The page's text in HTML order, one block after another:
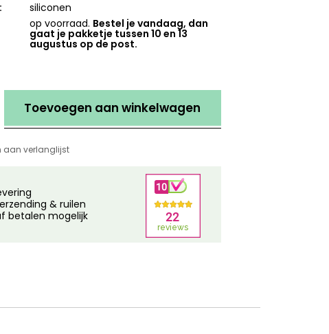
siliconen
op voorraad. Bestel je vandaag, dan
gaat je pakketje tussen 10 en 13
augustus op de post.
Toevoegen aan winkelwagen
aan verlanglijst
& ruilen
betalen mogelijk